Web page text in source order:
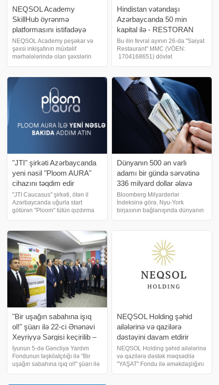
NEQSOL Academy
SkillHub öyrənmə
platformasını istifadəyə
verib
NEQSOL Academy peşəkar və
şəxsi inkişafının müxtəlif
mərhələlərində olan şəxslərin
məqsədilə hər kəs üçün açıq olan
yeni rəqəmsal öyrənmə
platforması SkillHub-ı təqdi
Hindistan vətəndaşı
Azərbaycanda 50 min
kapital ilə - RESTORAN
AÇIB
Bu ilin fevral ayının 26-da "Saiyat
Restaurant" MMC (VÖEN:
1704168651) dövlət
şirkət yaradıb . biznes və maliyyə
xəbərləri portalı xəbər verir ki
"JTI" şirkəti Azərbaycanda
yeni nəsil "Ploom AURA"
cihazını təqdim edir
"JTI Caucasus" şirkəti, ötən il
Azərbaycanda uğurla start
götürən "Ploom" tütün qızdırma
rəsmi satışına başlanıldığını elan
edir
Dünyanın 500 ən varlı
adamı bir gündə sərvətinə
336 milyard dollar əlavə
edib
Bloomberg Milyarderlər
İndeksinə görə, Nyu-York
birjasının bağlanışında dünyanın
RƏQƏMLƏR. xəbər verir ki, 15
"Bir uşağın sabahına işıq
ol!" şüarı ilə 22-ci Ənənəvi
Xeyriyyə Sərgisi keçirilib –
FOTOLAR
İyunun 5-də Gəncliyə Yardım
Fondunun təşkilatçılığı ilə "Bir
uşağın sabahına işıq ol!" şüarı ilə
NEQSOL Holding şəhid
ailələrinə və qazilərə
dəstəyini davam etdirir
NEQSOL Holding şəhid ailələrinə
və qazilərə dəstək məqsədilə
"YAŞAT" Fondu ilə əməkdaşlığını